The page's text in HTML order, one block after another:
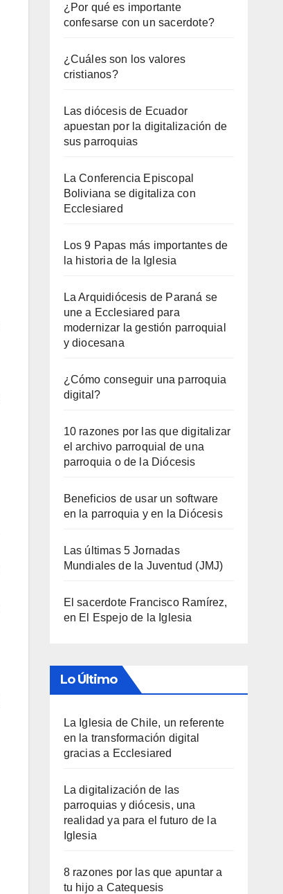
¿Por qué es importante
confesarse con un sacerdote?
¿Cuáles son los valores
cristianos?
Las diócesis de Ecuador
apuestan por la digitalización de
sus parroquias
La Conferencia Episcopal
Boliviana se digitaliza con
Ecclesiared
Los 9 Papas más importantes de
la historia de la Iglesia
La Arquidiócesis de Paraná se
une a Ecclesiared para
modernizar la gestión parroquial
y diocesana
¿Cómo conseguir una parroquia
digital?
10 razones por las que digitalizar
el archivo parroquial de una
parroquia o de la Diócesis
Beneficios de usar un software
en la parroquia y en la Diócesis
Las últimas 5 Jornadas
Mundiales de la Juventud (JMJ)
El sacerdote Francisco Ramírez,
en El Espejo de la Iglesia
Lo Último
La Iglesia de Chile, un referente
en la transformación digital
gracias a Ecclesiared
La digitalización de las
parroquias y diócesis, una
realidad ya para el futuro de la
Iglesia
8 razones por las que apuntar a
tu hijo a Catequesis